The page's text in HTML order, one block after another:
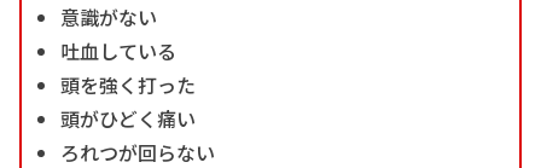
意識がない
吐血している
頭を強く打った
頭がひどく痛い
ろれつが回らない